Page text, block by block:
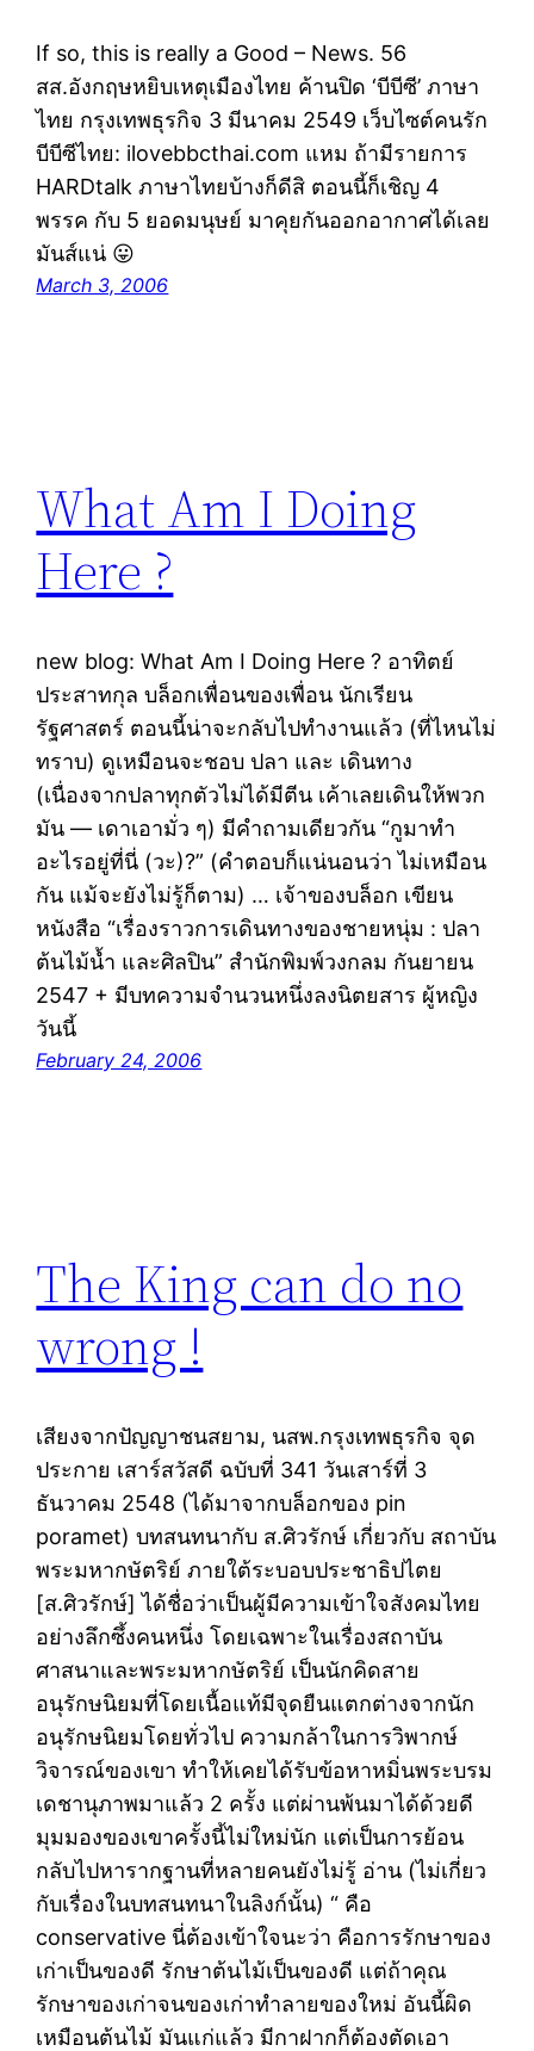
If so, this is really a Good – News. 56
สส.อังกฤษหยิบเหตุเมืองไทย ค้านปิด ‘บีบีซี’ ภาษา
ไทย กรุงเทพธุรกิจ 3 มีนาคม 2549 เว็บไซต์คนรัก
บีบีซีไทย: ilovebbcthai.com แหม ถ้ามีรายการ
HARDtalk ภาษาไทยบ้างก็ดีสิ ตอนนี้ก็เชิญ 4
พรรค กับ 5 ยอดมนุษย์ มาคุยกันออกอากาศได้เลย
มันส์แน่ 😛
March 3, 2006
What Am I Doing
Here ?
new blog: What Am I Doing Here ? อาทิตย์
ประสาทกุล บล็อกเพื่อนของเพื่อน นักเรียน
รัฐศาสตร์ ตอนนี้น่าจะกลับไปทำงานแล้ว (ที่ไหนไม่
ทราบ) ดูเหมือนจะชอบ ปลา และ เดินทาง
(เนื่องจากปลาทุกตัวไม่ได้มีตีน เค้าเลยเดินให้พวก
มัน — เดาเอามั่ว ๆ) มีคำถามเดียวกัน “กูมาทำ
อะไรอยู่ที่นี่ (วะ)?” (คำตอบก็แน่นอนว่า ไม่เหมือน
กัน แม้จะยังไม่รู้ก็ตาม) … เจ้าของบล็อก เขียน
หนังสือ “เรื่องราวการเดินทางของชายหนุ่ม : ปลา
ต้นไม้น้ำ และศิลปิน” สำนักพิมพ์วงกลม กันยายน
2547 + มีบทความจำนวนหนึ่งลงนิตยสาร ผู้หญิง
วันนี้
February 24, 2006
The King can do no
wrong !
เสียงจากปัญญาชนสยาม, นสพ.กรุงเทพธุรกิจ จุด
ประกาย เสาร์สวัสดี ฉบับที่ 341 วันเสาร์ที่ 3
ธันวาคม 2548 (ได้มาจากบล็อกของ pin
poramet) บทสนทนากับ ส.ศิวรักษ์ เกี่ยวกับ สถาบัน
พระมหากษัตริย์ ภายใต้ระบอบประชาธิปไตย
[ส.ศิวรักษ์] ได้ชื่อว่าเป็นผู้มีความเข้าใจสังคมไทย
อย่างลึกซึ้งคนหนึ่ง โดยเฉพาะในเรื่องสถาบัน
ศาสนาและพระมหากษัตริย์ เป็นนักคิดสาย
อนุรักษนิยมที่โดยเนื้อแท้มีจุดยืนแตกต่างจากนัก
อนุรักษนิยมโดยทั่วไป ความกล้าในการวิพากษ์
วิจารณ์ของเขา ทำให้เคยได้รับข้อหาหมิ่นพระบรม
เดชานุภาพมาแล้ว 2 ครั้ง แต่ผ่านพ้นมาได้ด้วยดี
มุมมองของเขาครั้งนี้ไม่ใหม่นัก แต่เป็นการย้อน
กลับไปหารากฐานที่หลายคนยังไม่รู้ อ่าน (ไม่เกี่ยว
กับเรื่องในบทสนทนาในลิงก์นั้น) “ คือ
conservative นี่ต้องเข้าใจนะว่า คือการรักษาของ
เก่าเป็นของดี รักษาต้นไม้เป็นของดี แต่ถ้าคุณ
รักษาของเก่าจนของเก่าทำลายของใหม่ อันนี้ผิด
เหมือนต้นไม้ มันแก่แล้ว มีกาฝากก็ต้องตัดเอา